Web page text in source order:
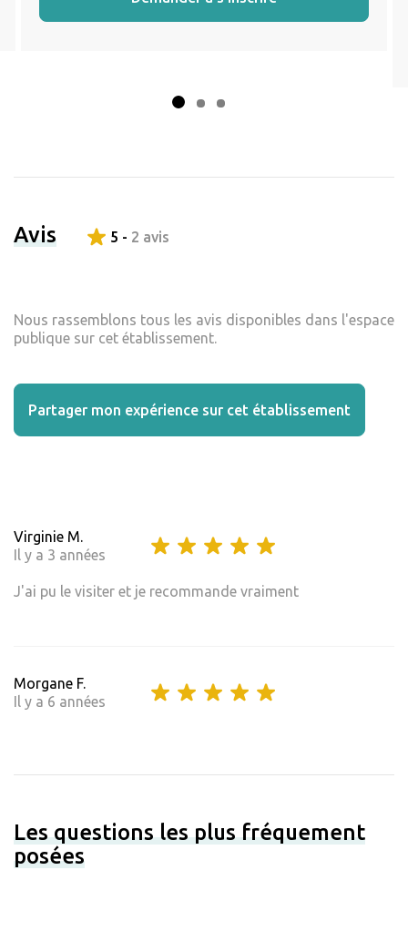
Avis 5 - 2 avis
Nous rassemblons tous les avis disponibles dans l'espace
publique sur cet établissement.
Partager mon expérience sur cet établissement
Virginie M.
Il y a 3 années
J'ai pu le visiter et je recommande vraiment
Morgane F.
Il y a 6 années
Les questions les plus fréquement
posées